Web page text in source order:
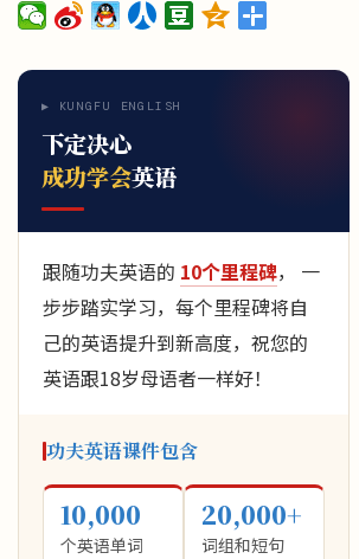
▶ KUNGFU ENGLISH
下定决心
成功学会英语
跟随功夫英语的 10个里程碑， 一
步步踏实学习，每个里程碑将自
己的英语提升到新高度，祝您的
英语跟18岁母语者一样好！
功夫英语课件包含
10,000
个英语单词
20,000+
词组和短句